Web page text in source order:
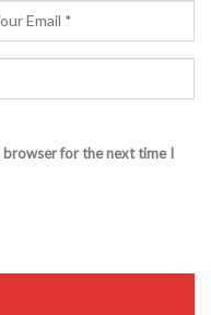
browser for the next time I